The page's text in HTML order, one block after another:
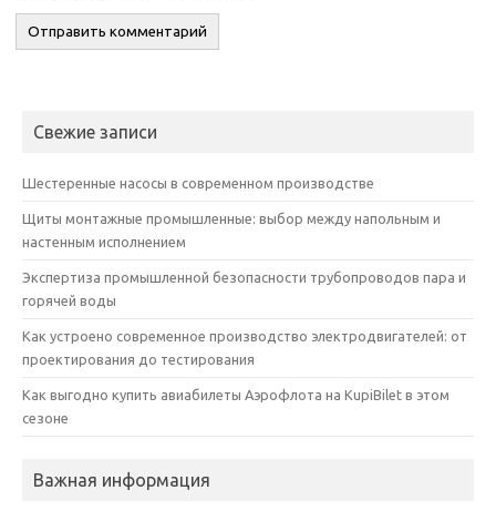
Свежие записи
Шестеренные насосы в современном производстве
Щиты монтажные промышленные: выбор между напольным и
настенным исполнением
Экспертиза промышленной безопасности трубопроводов пара и
горячей воды
Как устроено современное производство электродвигателей: от
проектирования до тестирования
Как выгодно купить авиабилеты Аэрофлота на KupiBilet в этом
сезоне
Важная информация